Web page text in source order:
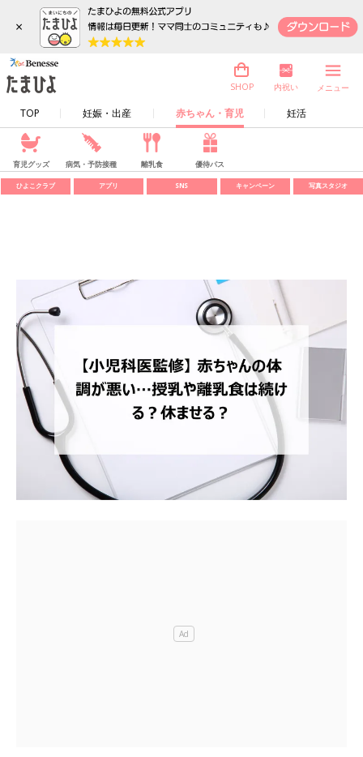
×
TOP 妊娠・出産 赤ちゃん・育児 妊活
SHOP 内祝い メニュー
育児グッズ 病気・予防接種 離乳食 優待パス
ひよこクラブ アプリ SNS キャンペーン 写真スタジオ